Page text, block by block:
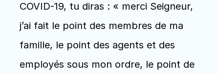
COVID-19, tu diras : « merci Seigneur,
j’ai fait le point des membres de ma
famille, le point des agents et des
employés sous mon ordre, le point de